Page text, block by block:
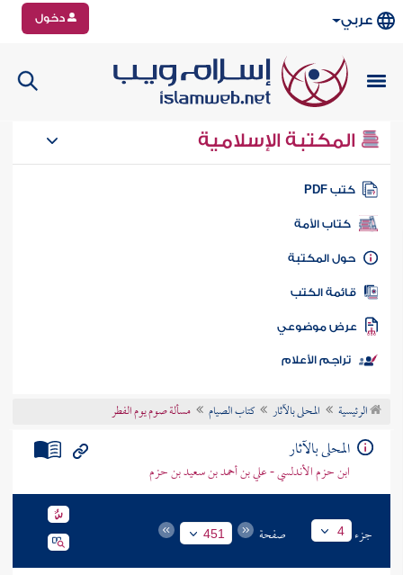
عربي دخول
المكتبة الإسلامية
كتب PDF
كتاب الأمة
المكتبة
الكتب
موضوعي
تراجم الأعلام
الرئيسية المحلى بالآثار كتاب الصيام مسألة صوم يوم الفطر
المحلى بالآثار
ابن حزم الأندلسي - علي بن أحمد بن سعيد بن حزم
جزء 4 صفحة 451